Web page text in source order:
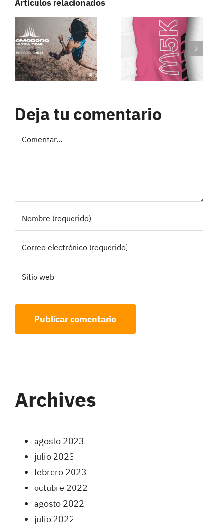
Artículos relacionados
Deja tu comentario
Comentar
Archives
agosto 2023
julio 2023
febrero 2023
octubre 2022
agosto 2022
julio 2022